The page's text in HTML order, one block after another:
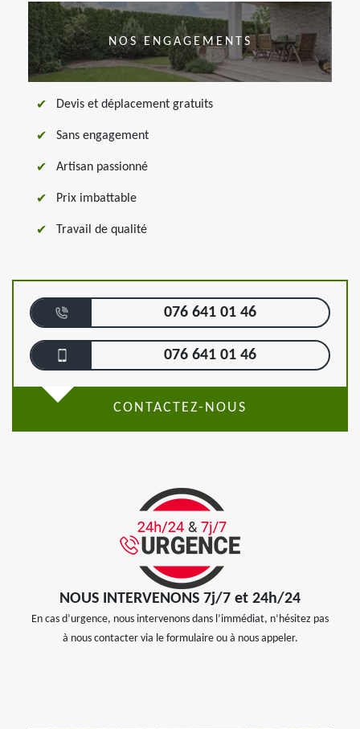
NOS ENGAGEMENTS
Devis et déplacement gratuits
Sans engagement
Artisan passionné
Prix imbattable
Travail de qualité
076 641 01 46
076 641 01 46
CONTACTEZ-NOUS
NOUS INTERVENONS 7j/7 et 24h/24
En cas d’urgence, nous intervenons dans l’immédiat, n’hésitez pas
à nous contacter via le formulaire ou à nous appeler.